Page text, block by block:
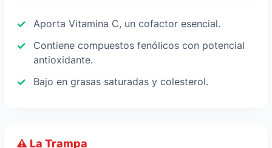
Aporta Vitamina C, un cofactor esencial.
Contiene compuestos fenólicos con potencial
antioxidante.
Bajo en grasas saturadas y colesterol.
⚠️ La Trampa